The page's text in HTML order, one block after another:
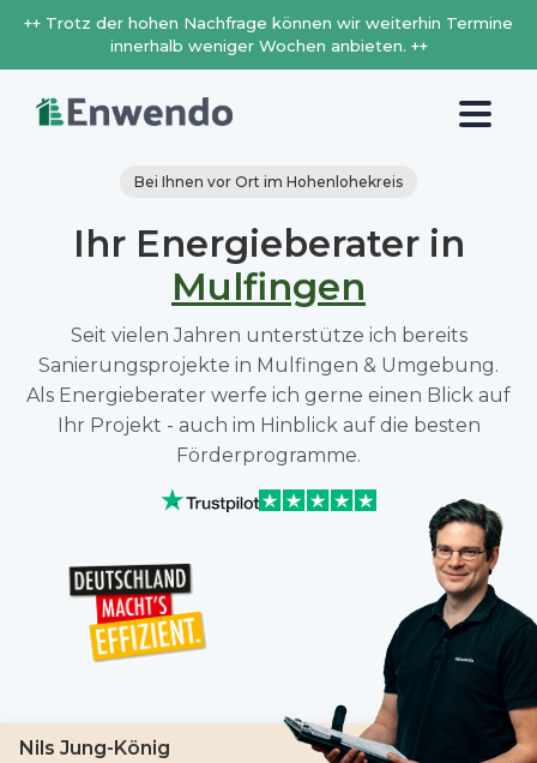
++ Trotz der hohen Nachfrage können wir weiterhin Termine
innerhalb weniger Wochen anbieten. ++
Bei Ihnen vor Ort im Hohenlohekreis
Ihr Energieberater in
Mulfingen
Seit vielen Jahren unterstütze ich bereits
Sanierungsprojekte in Mulfingen & Umgebung.
Als Energieberater werfe ich gerne einen Blick auf
Ihr Projekt - auch im Hinblick auf die besten
Förderprogramme.
Nils Jung-König